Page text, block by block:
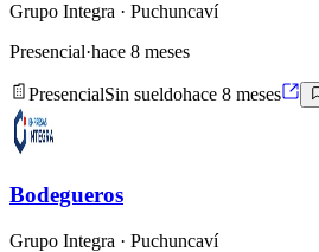
Grupo Integra · Puchuncaví
Presencial·hace 8 meses
PresencialSin sueldohace 8 meses
Bodegueros
Grupo Integra · Puchuncaví